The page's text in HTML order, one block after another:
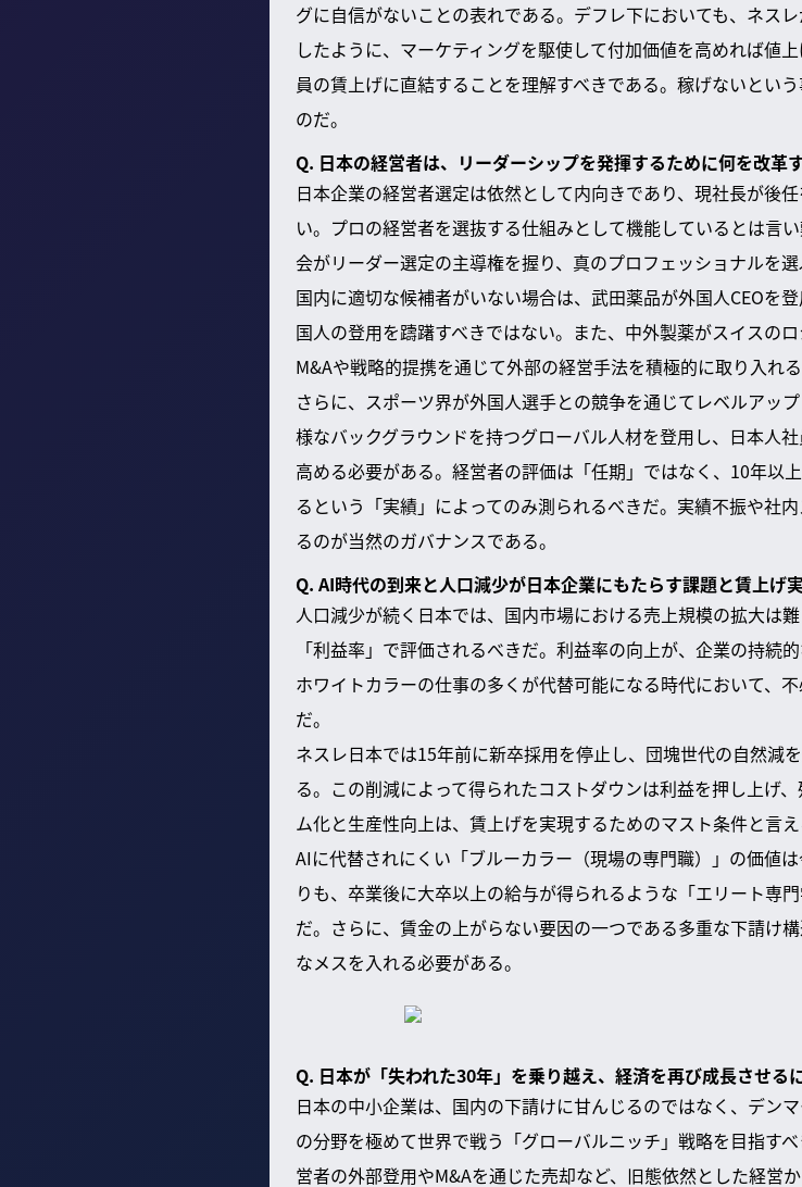
グに自信がないことの表れである。デフレ下においても、ネス
したように、マーケティングを駆使して付加価値を高めれば値
員の賃上げに直結することを理解すべきである。稼げないとい
のだ。
Q. 日本の経営者は、リーダーシップを発揮するために何を改革
日本企業の経営者選定は依然として内向きであり、現社長が後
い。プロの経営者を選抜する仕組みとして機能しているとは言
会がリーダー選定の主導権を握り、真のプロフェッショナルを選
国内に適切な候補者がいない場合は、武田薬品が外国人CEOを
国人の登用を躊躇すべきではない。また、中外製薬がスイスの
M&Aや戦略的提携を通じて外部の経営手法を積極的に取り入れる
さらに、スポーツ界が外国人選手との競争を通じてレベルアッ
様なバックグラウンドを持つグローバル人材を登用し、日本人
高める必要がある。経営者の評価は「任期」ではなく、10年以
るという「実績」によってのみ測られるべきだ。実績不振や社
るのが当然のガバナンスである。
Q. AI時代の到来と人口減少が日本企業にもたらす課題と賃上げ
人口減少が続く日本では、国内市場における売上規模の拡大は
「利益率」で評価されるべきだ。利益率の向上が、企業の持続
ホワイトカラーの仕事の多くが代替可能になる時代において、
だ。
ネスレ日本では15年前に新卒採用を停止し、団塊世代の自然減
る。この削減によって得られたコストダウンは利益を押し上げ
ム化と生産性向上は、賃上げを実現するためのマスト条件と言え
AIに代替されにくい「ブルーカラー（現場の専門職）」の価値
りも、卒業後に大卒以上の給与が得られるような「エリート専
だ。さらに、賃金の上がらない要因の一つである多重な下請け
なメスを入れる必要がある。
Q. 日本が「失われた30年」を乗り越え、経済を再び成長させる
日本の中小企業は、国内の下請けに甘んじるのではなく、デン
の分野を極めて世界で戦う「グローバルニッチ」戦略を目指す
営者の外部登用やM&Aを通じた売却など、旧態依然とした経営